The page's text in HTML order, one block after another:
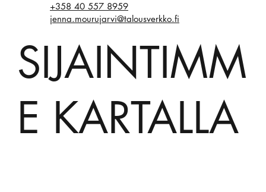
SIJAINTIMM
E KARTALLA
+358 40 557 8959
jenna.mourujarvi@talousverkko.fi